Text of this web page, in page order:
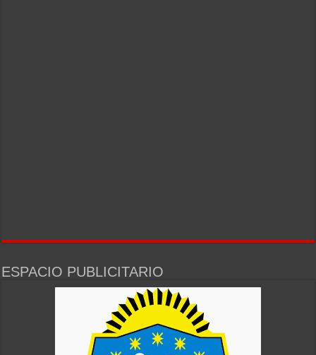
ESPACIO PUBLICITARIO